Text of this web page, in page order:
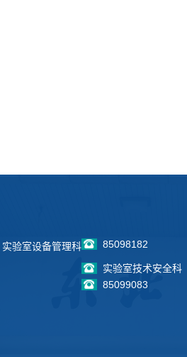
实验室设备管理科 85098182
实验室技术安全科
85099083